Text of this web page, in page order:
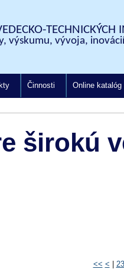
TECHNICKÝCH
výskumu, vývoja,
Činnosti Online katalóg
širokú
<< < 23